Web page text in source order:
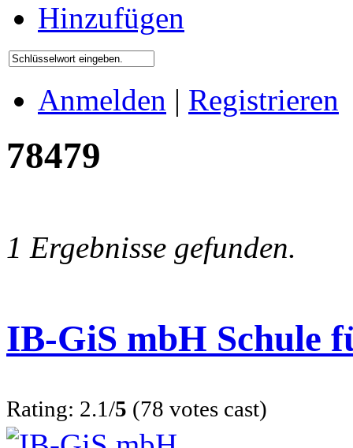
Hinzufügen
Anmelden | Registrieren
78479
1 Ergebnisse gefunden.
IB-GiS mbH Schule
Rating: 2.1/5 (78 votes cast)